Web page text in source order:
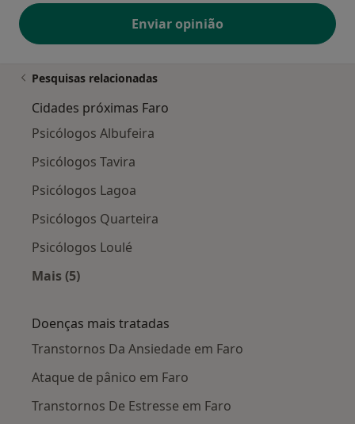
Enviar opinião
Pesquisas relacionadas
Cidades próximas Faro
Psicólogos Albufeira
Psicólogos Tavira
Psicólogos Lagoa
Psicólogos Quarteira
Psicólogos Loulé
Mais (5)
Doenças mais tratadas
Transtornos Da Ansiedade em Faro
Ataque de pânico em Faro
Transtornos De Estresse em Faro